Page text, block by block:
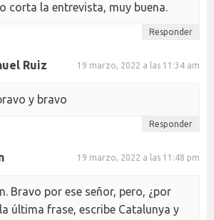
corta la entrevista, muy buena.
Responder
Ruiz 19 marzo, 2022 a las 11:34 am
y bravo
Responder
19 marzo, 2022 a las 11:48 pm
Bravo por ese señor, pero, ¿por
última frase, escribe Catalunya y